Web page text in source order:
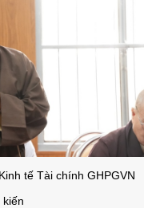
tế Tài chính GHPGVN
kiến